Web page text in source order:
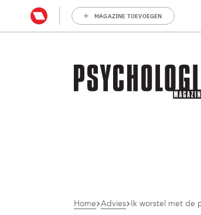
MAGAZINE TOEVOEGEN
Home Advies Ik worstel met de